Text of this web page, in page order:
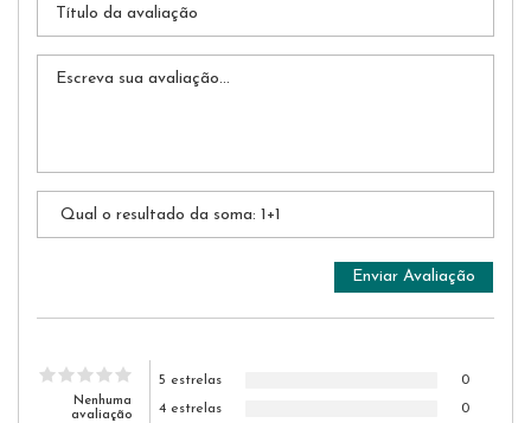
Nenhuma
avaliação
5 estrelas
0
4 estrelas
0